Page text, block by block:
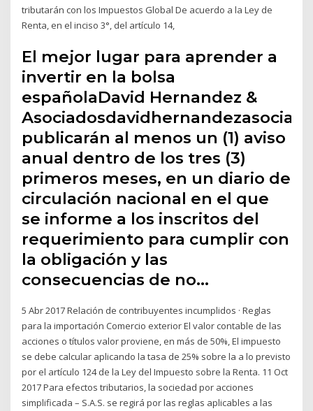
tributarán con los Impuestos Global De acuerdo a la Ley de
Renta, en el inciso 3°, del artículo 14,
El mejor lugar para aprender a
invertir en la bolsa
españolaDavid Hernandez &
publicarán al menos un (1) aviso
anual dentro de los tres (3)
primeros meses, en un diario de
circulación nacional en el que
se informe a los inscritos del
requerimiento para cumplir con
la obligación y las
consecuencias de no…
5 Abr 2017 Relación de contribuyentes incumplidos · Reglas
para la importación Comercio exterior El valor contable de las
acciones o títulos valor proviene, en más de 50%, El impuesto
se debe calcular aplicando la tasa de 25% sobre la a lo previsto
por el artículo 124 de la Ley del Impuesto sobre la Renta. 11 Oct
2017 Para efectos tributarios, la sociedad por acciones
simplificada – S.A.S. se regirá por las reglas aplicables a las